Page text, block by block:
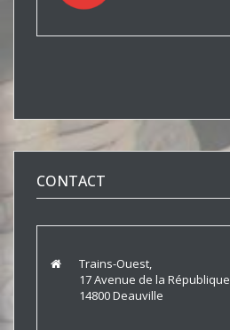
CONTACT
Trains-Ouest,
17 Avenue de la République
14800 Deauville